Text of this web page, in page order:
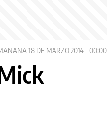
18 DE MARZO 2014 - 00:00